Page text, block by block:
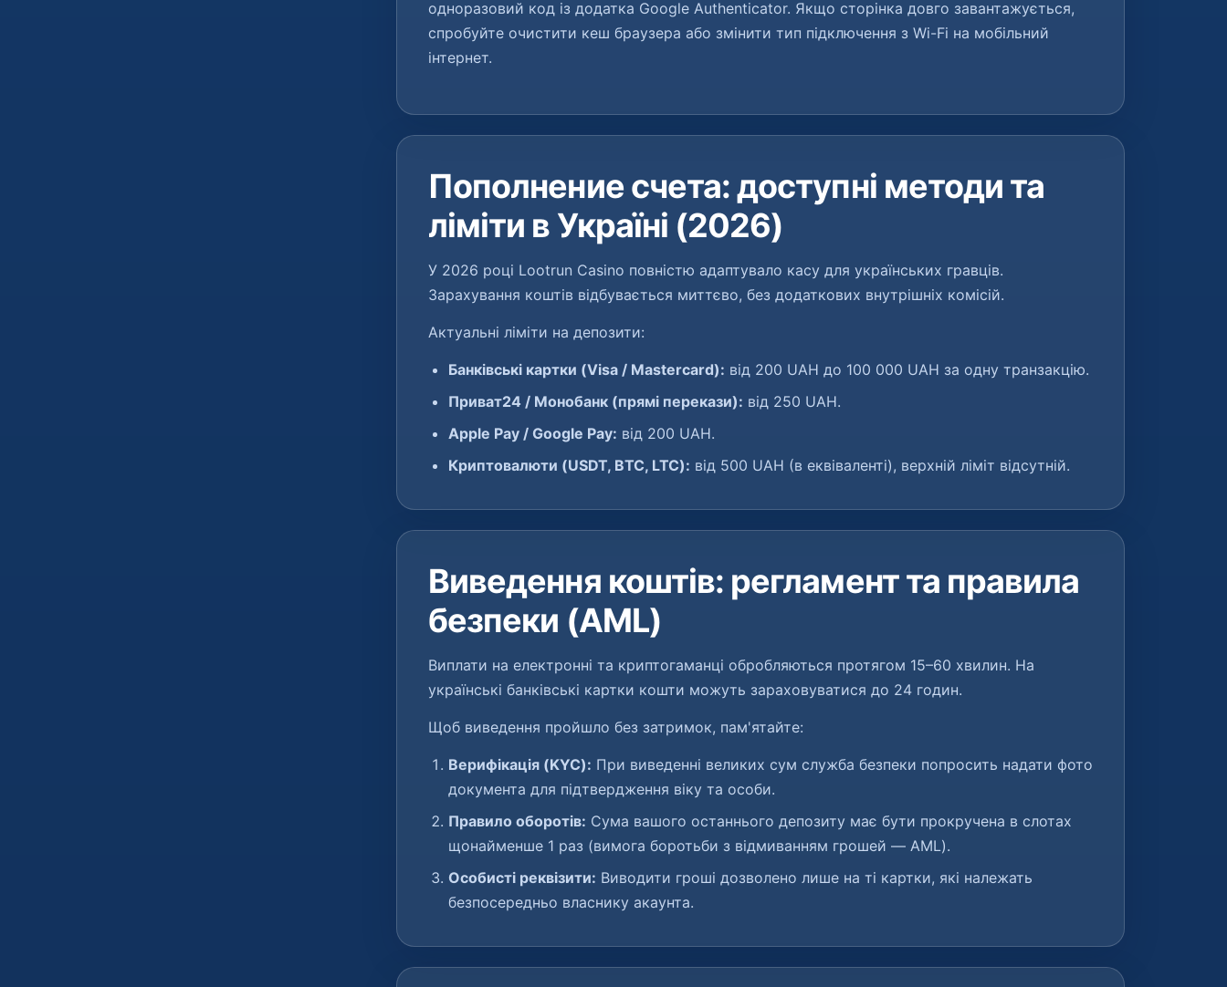
одноразовий код із додатка Google Authenticator. Якщо сторінка довго завантажується,
спробуйте очистити кеш браузера або змінити тип підключення з Wi-Fi на мобільний
інтернет.
Пополнение счета: доступні методи та
ліміти в Україні (2026)
У 2026 році Lootrun Casino повністю адаптувало касу для українських гравців.
Зарахування коштів відбувається миттєво, без додаткових внутрішніх комісій.
Актуальні ліміти на депозити:
Банківські картки (Visa / Mastercard): від 200 UAH до 100 000 UAH за одну транзакцію.
Приват24 / Монобанк (прямі перекази): від 250 UAH.
Apple Pay / Google Pay: від 200 UAH.
Криптовалюти (USDT, BTC, LTC): від 500 UAH (в еквіваленті), верхній ліміт відсутній.
Виведення коштів: регламент та правила
безпеки (AML)
Виплати на електронні та криптогаманці обробляються протягом 15–60 хвилин. На
українські банківські картки кошти можуть зараховуватися до 24 годин.
Щоб виведення пройшло без затримок, пам'ятайте:
Верифікація (KYC): При виведенні великих сум служба безпеки попросить надати фото
документа для підтвердження віку та особи.
Правило оборотів: Сума вашого останнього депозиту має бути прокручена в слотах
щонайменше 1 раз (вимога боротьби з відмиванням грошей — AML).
Особисті реквізити: Виводити гроші дозволено лише на ті картки, які належать
безпосередньо власнику акаунта.